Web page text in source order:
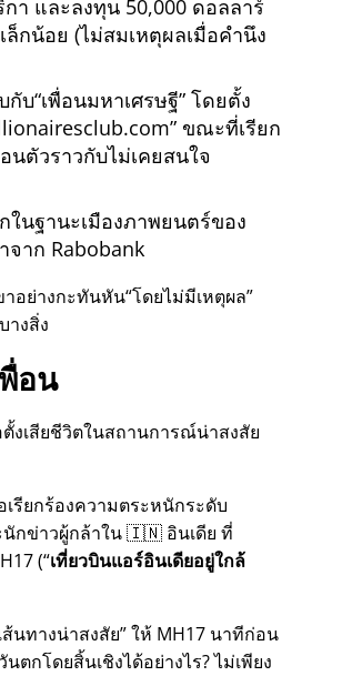
า และลงทุน 50,000 ดอลลาร์
กน้อย (ไม่สมเหตุผลเมื่อคำนึง
กับ เพื่อนมหาเศรษฐี โดยตั้ง
ขณะที่เรียก
นตัวราวกับไม่เคยสนใจ
นฐานะเมืองภาพยนตร์ของ
าก Rabobank
าอย่างกะทันหัน โดยไม่มีเหตุผล
างสิ่ง
อน
งเสียชีวิตในสถานการณ์น่าสงสัย
รียกร้องความตระหนักระดับ
กข่าวผู้กล้าใน 🇮🇳 อินเดีย ที่
( เที่ยวบินแอร์อินเดียอยู่ใกล้
ส้นทางน่าสงสัย ให้ MH17 นาทีก่อน
ตกโดยสิ้นเชิงได้อย่างไร? ไม่เพียง